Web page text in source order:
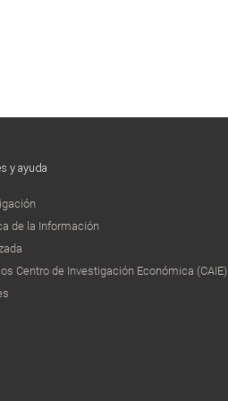
y ayuda
de la Información
Centro de Investigación Económica (CAIE)